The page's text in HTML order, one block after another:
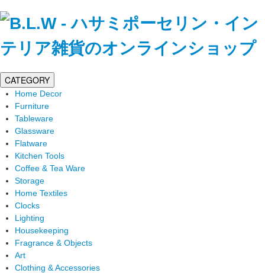
CATEGORY
Home Decor
Furniture
Tableware
Glassware
Flatware
Kitchen Tools
Coffee & Tea Ware
Storage
Home Textiles
Clocks
Lighting
Housekeeping
Fragrance & Objects
Art
Clothing & Accessories